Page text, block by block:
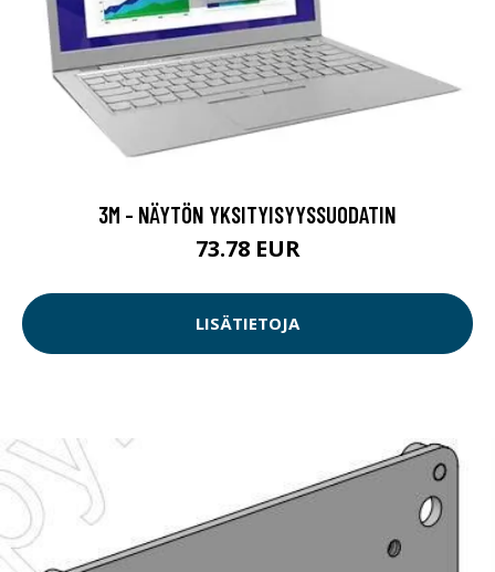
3M - NÄYTÖN YKSITYISYYSSUODATIN
73.78 EUR
LISÄTIETOJA